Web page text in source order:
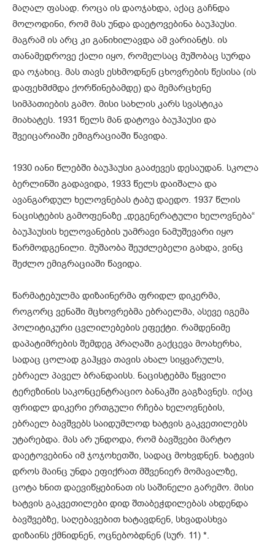
მაღალ ფასად. როცა ის დაოჯახდა, აქაც გაჩნდა
მოლოდინი, რომ მას უნდა დაეტოვებინა ბაუჰაუსი.
მაგრამ ის არც კი განიხილავდა ამ ვარიანტს. ის
თანამედროვე ქალი იყო, რომელსაც მუშობაც სურდა
და ოჯახიც. მას თავს ესხმოდნენ ცხოვრების წესისა (ის
დაფეხმძმდა ქორწინებამდე) და მემარცხენე
სიმპათიების გამო. მისი სახლის კარს სვასტიკა
მიახატეს. 1931 წელს მან დატოვა ბაუჰაუსი და
შვეიცარიაში ემიგრაციაში წავიდა.
1930 იანი წლებში ბაუჰაუსი გააძევეს დესაუდან. სკოლა
ბერლინში გადავიდა, 1933 წელს დაიშალა და
ავანგარდულ ხელოვნებას ტაბუ დაედო. 1937 წლის
ნაცისტების გამოფენაზე „დეგენერატული ხელოვნება“
ბაუჰაუსის ხელოვანების უამრავი ნამუშევარი იყო
წარმოდგენილი. მუშაობა შეუძლებელი გახდა, ვინც
შეძლო ემიგრაციაში წავიდა.
წარმატებულმა დიზაინერმა ფრიდლ დიკერმა,
როგორც ვენაში მცხოვრებმა ებრაელმა, ასევე იგემა
პოლიტიკური ცვლილებების ეფექტი. რამდენიმე
დაპატიმრების შემდეგ პრაღაში გაქცევა მოახერხა,
სადაც ცოლად გაჰყვა თავის ახალ სიყვარულს,
ებრაელ პაველ ბრანდაისს. ნაცისტებმა წყვილი
ტერეზინის საკონცენტრაციო ბანაკში გაგზავნეს. იქაც
ფრიდლ დიკერი ერთგული რჩება ხელოვნების,
ებრაელ ბავშვებს საიდუმლოდ ხატვის გაკვეთილებს
უტარებდა. მას არ უნდოდა, რომ ბავშვები მარტო
დაეტოვებინა იმ ჯოჯოხეთში, სადაც მოხვდნენ. ხატვის
დროს მაინც უნდა ეფიქრათ მშვენიერ მომავალზე,
ცოტა ხნით დაევიწყებინათ ის საშინელი გარემო. მისი
ხატვის გაკვეთილები დიდ შთაბეჭდილებას ახდენდა
ბავშვებზე, საღებავებით ხატავდნენ, სხვადასხვა
დიზაინს ქმნიდნენ, ოცნებობდნენ (სურ. 11) *.